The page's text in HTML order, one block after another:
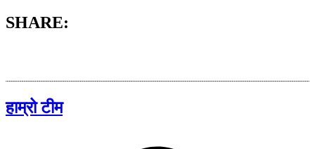
SHARE:
हाम्रो टीम